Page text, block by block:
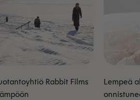
Rabbit Films
Lempeä